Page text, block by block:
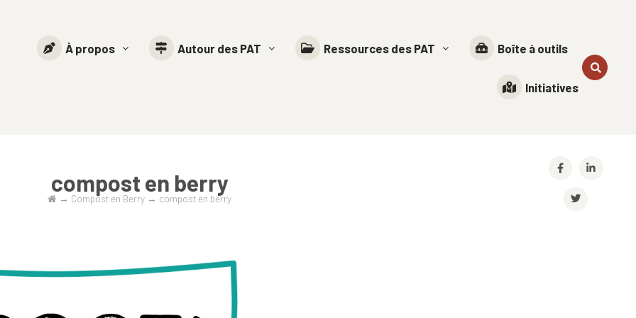
À propos Autour des PAT Ressources des PAT Boîte à outils
Initiatives
compost en berry
→ Compost en Berry → compost en berry